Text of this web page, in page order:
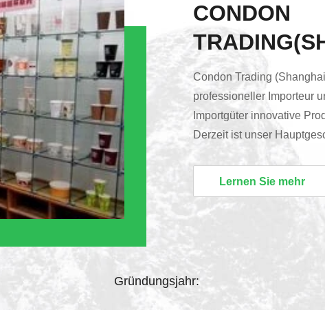
CONDON
Condon Trading
professioneller Importeur
Importgüter innovative
Derzeit ist unser
innovativen, patentierten
HolzLöffel, Gabel,
Lernen Sie mehr
Gründungsjahr: